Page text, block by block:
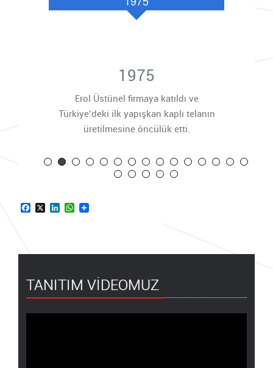
1975
Erol Üstünel firmaya katıldı ve
Türkiye’deki ilk yapışkan kaplı telanın
üretilmesine öncülük etti.
Facebook
X LinkedInWhatsApp
TANITIM VİDEOMUZ